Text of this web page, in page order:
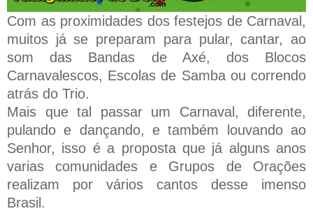
Com as proximidades dos festejos de Carnaval,
muitos já se preparam para pular, cantar, ao
som das Bandas de Axé, dos Blocos
Carnavalescos, Escolas de Samba ou correndo
atrás do Trio.
Mais que tal passar um Carnaval, diferente,
pulando e dançando, e também louvando ao
Senhor, isso é a proposta que já alguns anos
varias comunidades e Grupos de Orações
realizam por vários cantos desse imenso
Brasil.